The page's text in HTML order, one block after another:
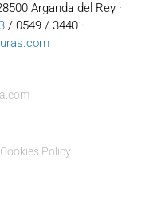
Arganda del Rey ·
/ 0549 / 3440 ·
Cookies Policy